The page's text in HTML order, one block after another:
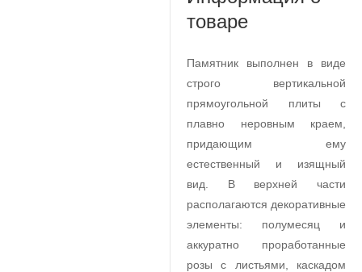
товаре
Памятник выполнен в виде
строго вертикальной
прямоугольной плиты с
плавно неровным краем,
придающим ему
естественный и изящный
вид. В верхней части
располагаются декоративные
элементы: полумесяц и
аккуратно проработанные
розы с листьями, каскадом